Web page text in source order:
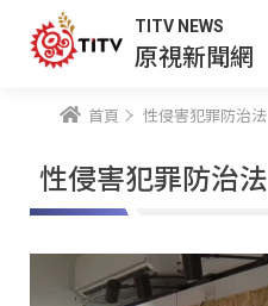
TITV NEWS
原視新聞網
首頁 性侵害犯罪防治法
性侵害犯罪防治法